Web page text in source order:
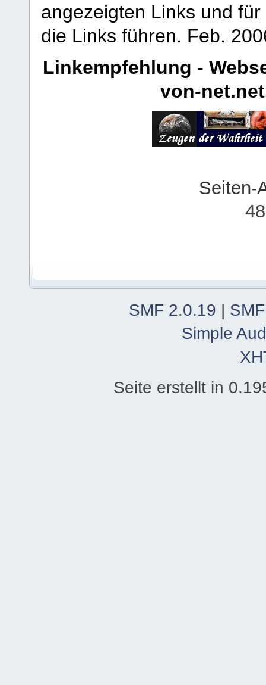
angezeigten Links und
die Links führen. Feb.
Linkempfehlung -
von-net.net
Seiten-
SMF 2.0.19
Simple
Seite erstellt in